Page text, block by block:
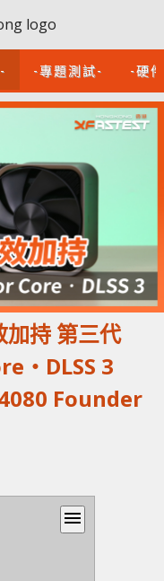
-專題測試- -硬
持 第三代
3
Founder
menu